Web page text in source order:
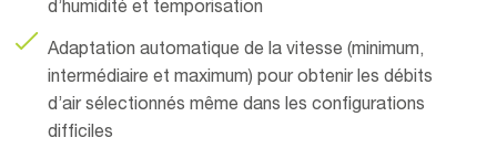
d’humidité et temporisation
Adaptation automatique de la vitesse (minimum,
intermédiaire et maximum) pour obtenir les débits
d’air sélectionnés même dans les configurations
difficiles